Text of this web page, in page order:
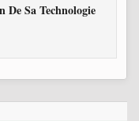
Sa Technologie